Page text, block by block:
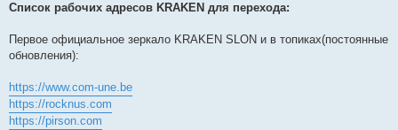
Список рабочих адресов KRAKEN для перехода:
Первое официальное зеркало KRAKEN SLON и в топиках(постоянные
обновления):
https://www.com-une.be
https://rocknus.com
https://pirson.com